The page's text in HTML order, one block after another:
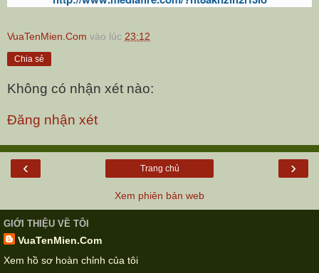
VuaTenMien.Com vào lúc 23:12
Chia sẻ
Không có nhận xét nào:
Đăng nhận xét
‹ ›
Trang chủ
Xem phiên bản web
GIỚI THIỆU VỀ TÔI
VuaTenMien.Com
Xem hồ sơ hoàn chỉnh của tôi